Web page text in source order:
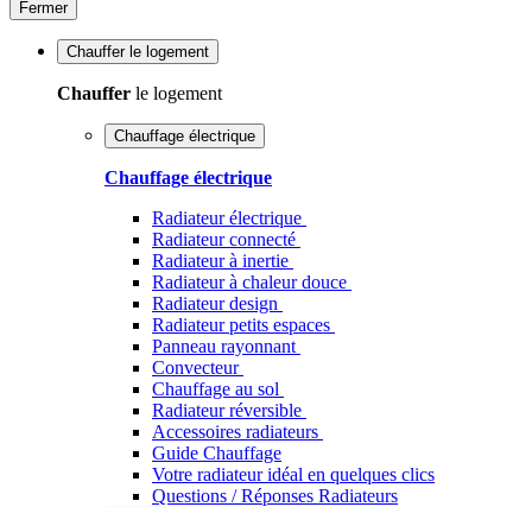
Fermer
Chauffer le logement
Chauffer le logement
Chauffage électrique
Chauffage électrique
Radiateur électrique
Radiateur connecté
Radiateur à inertie
Radiateur à chaleur douce
Radiateur design
Radiateur petits espaces
Panneau rayonnant
Convecteur
Chauffage au sol
Radiateur réversible
Accessoires radiateurs
Guide Chauffage
Votre radiateur idéal en quelques clics
Questions / Réponses Radiateurs